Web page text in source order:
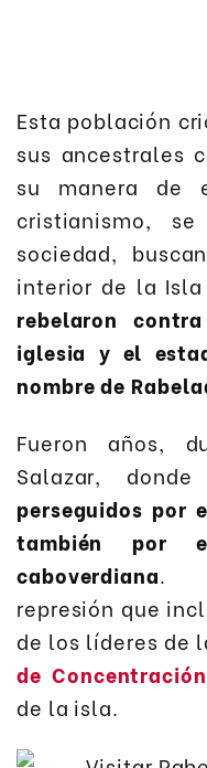
Esta población
sus ancestrales
su manera de
cristianismo,
sociedad,
interior de la
rebelaron
iglesia y el
nombre de
Fueron años,
Salazar, donde
perseguidos por
también por
caboverdiana.
represión que
de los líderes de
de
de la isla.